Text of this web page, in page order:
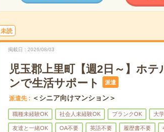
未読
掲載日 2026/08/03
児玉郡上里町【週2日～】ホ
ンで生活サポート
派遣
派遣先 ＜シニア向けマンション＞
職種未経験OK 社会人未経験OK ブランクOK 大
友達と一緒OK OA不要 英語不要 履歴書不要